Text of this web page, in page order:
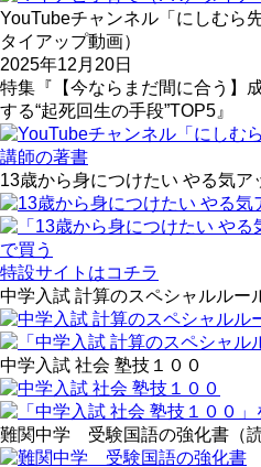
YouTubeチャンネル「にしむら
タイアップ動画）
2025年12月20日
特集『【今ならまだ間に合う】
する“起死回生の手段”TOP5』
講師の著書
13歳から身につけたい やる気ア
特設サイトはコチラ
中学入試 計算のスペシャルルー
中学入試 社会 塾技１００
難関中学 受験国語の強化書（読